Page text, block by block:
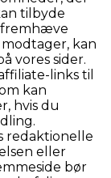
tilbyde
kan
vores sider.
links til
kan
hvis du
redaktionelle
eller
bør